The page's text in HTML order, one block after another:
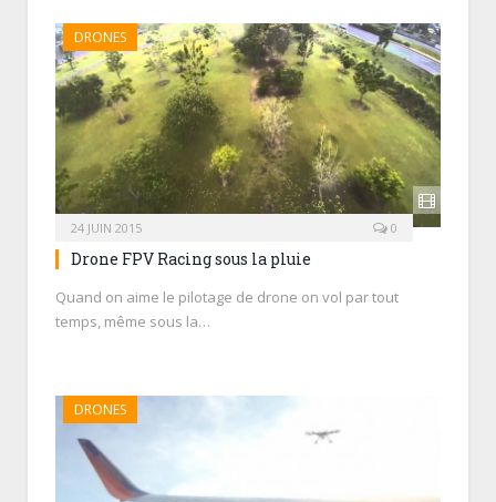
DRONES
24 JUIN 2015 0
Drone FPV Racing sous la pluie
Quand on aime le pilotage de drone on vol par tout
temps, même sous la…
DRONES